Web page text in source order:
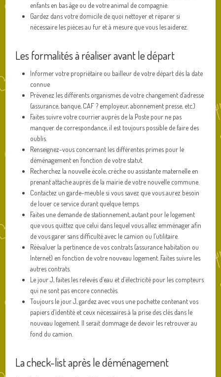
enfants en bas âge ou de votre animal de compagnie.
Gardez dans votre domicile de quoi nettoyer et réparer si
nécessaire les pièces au fur et à mesure que vous les aiderez.
Les formalités à réaliser avant le départ
Informer votre propriétaire ou bailleur de votre départ dès la date
connue
Prévenez les différents organismes de votre changement d’adresse
(assurance, banque, CAF ? employeur, abonnement presse, etc.)
Faites suivre votre courrier auprès de la Poste pour ne pas
manquer de correspondance, il est toujours possible de faire des
oublis.
Renseignez-vous concernant les différentes primes pour le
déménagement en fonction de votre statut.
Recherchez la nouvelle école, crèche ou assistante maternelle en
prenant attache auprès de la mairie de votre nouvelle commune.
Contactez un garde-meuble si vous savez que vous aurez besoin
de louer ce service durant quelque temps.
Faites une demande de stationnement, autant pour le logement
que vous quittez que celui dans lequel vous allez emménager afin
de vous garer sans difficulté avec le camion ou l’utilitaire.
Réévaluer la pertinence de vos contrats (assurance habitation ou
Internet) en fonction de votre nouveau logement. Faites suivre les
autres contrats.
Le jour J, faites les relevés d’eau et d’électricité pour les compteurs
qui ne sont pas encore connectés.
Toujours le jour J, gardez avec vous une pochette contenant vos
papiers d’identité et ceux nécessaires à la prise des clés dans le
nouveau logement. Il serait dommage de devoir les retrouver au
fond du camion.
La check-list après le déménagement